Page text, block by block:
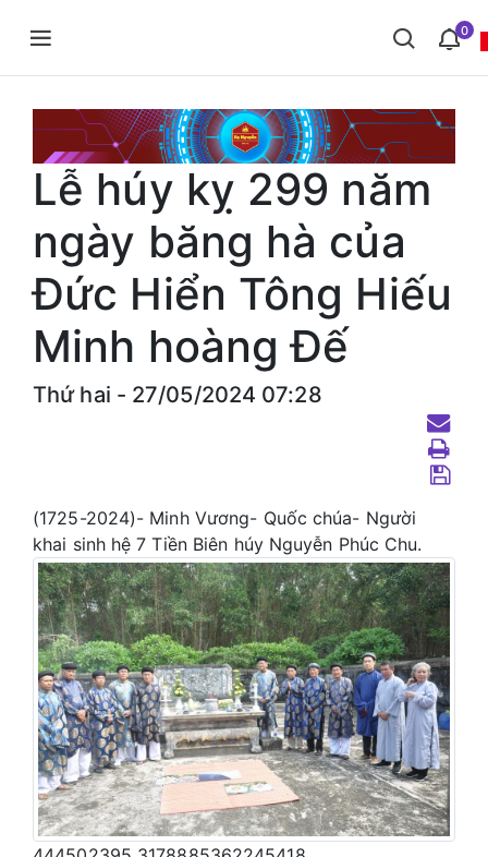
0
Lễ húy kỵ 299 năm
ngày băng hà của
Đức Hiển Tông Hiếu
Minh hoàng Đế
Thứ hai - 27/05/2024 07:28
(1725-2024)- Minh Vương- Quốc chúa- Người
khai sinh hệ 7 Tiền Biên húy Nguyễn Phúc Chu.